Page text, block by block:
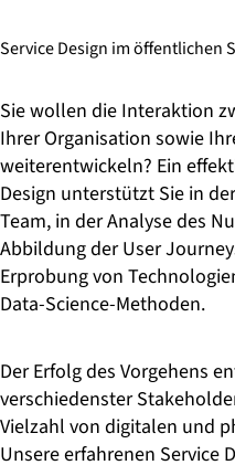
Digitalisierungsexperten
von bestehenden Systemen
Ihre Mitarbeitenden mit auf
genommen werden. Nur
konsequente Begleitung
Prozessen und
Veränderungen. So senken
Zugänglichkeit und erfüllen
Bürgerinnen und Bürger,
Service Design im öffentlichen
Sie wollen die Interaktion
Ihrer Organisation sowie
weiterentwickeln? Ein
Design unterstützt Sie in
Team, in der Analyse des
Abbildung der User
Erprobung von
Data-Science-Methoden.
Der Erfolg des Vorgehens
verschiedenster
Vielzahl von digitalen und
Unsere erfahrenen Service